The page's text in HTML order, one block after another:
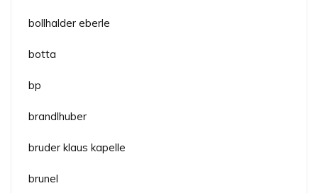
bollhalder eberle
botta
bp
brandlhuber
bruder klaus kapelle
brunel